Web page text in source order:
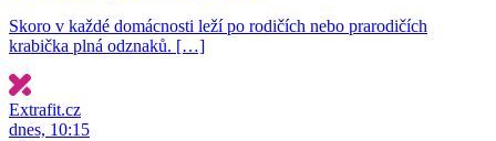
Skoro v každé domácnosti leží po rodičích nebo prarodičích
krabička plná odznaků. […]
Extrafit.cz
dnes, 10:15